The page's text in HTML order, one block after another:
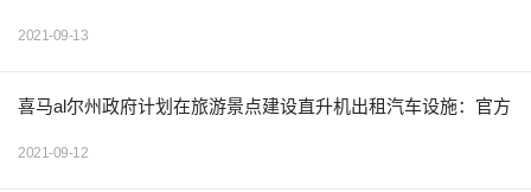
2021-09-13
喜马al尔州政府计划在旅游景点建设直升机出租汽车设施：官方
2021-09-12